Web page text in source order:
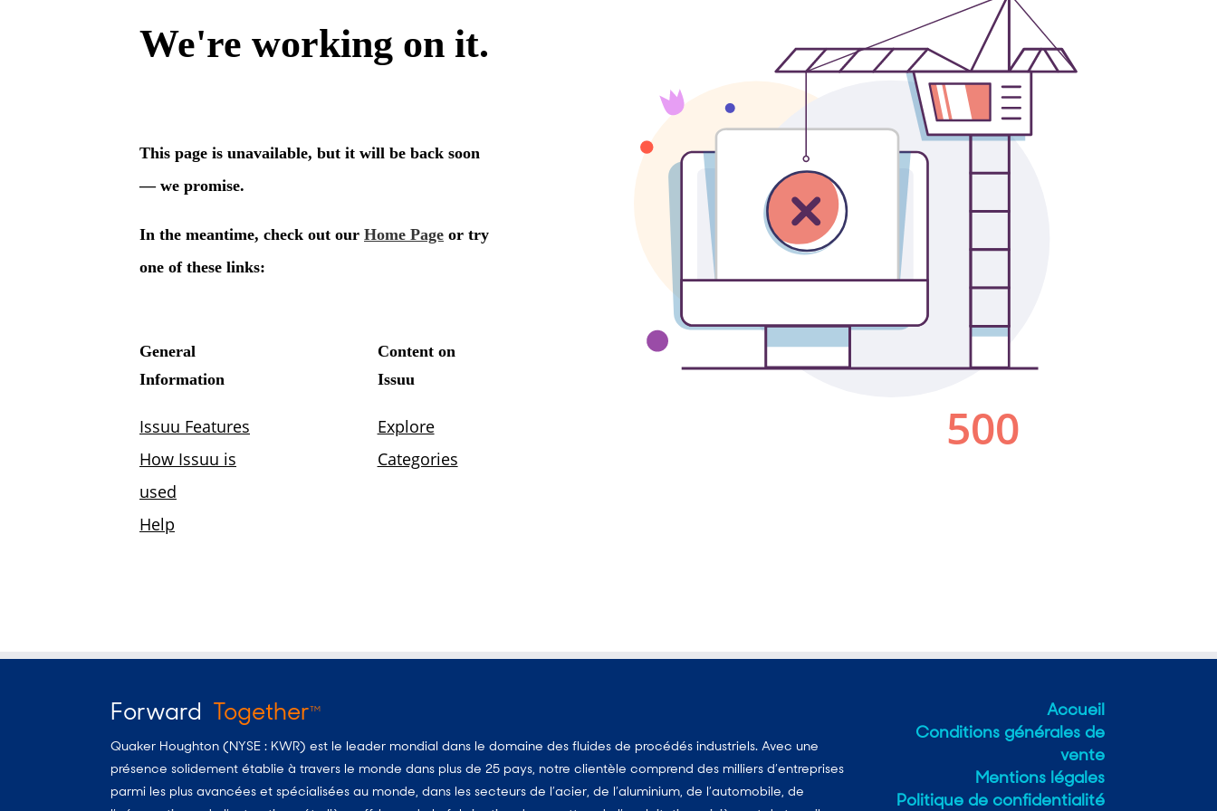
Forward TogetherTM
Quaker Houghton (NYSE : KWR) est le leader mondial dans le domaine des fluides de procédés industriels. Avec une
présence solidement établie à travers le monde dans plus de 25 pays, notre clientèle comprend des milliers d’entreprises
parmi les plus avancées et spécialisées au monde, dans les secteurs de l’acier, de l’aluminium, de l’automobile, de
Accueil
Conditions générales de
vente
Mentions légales
Politique de confidentialité